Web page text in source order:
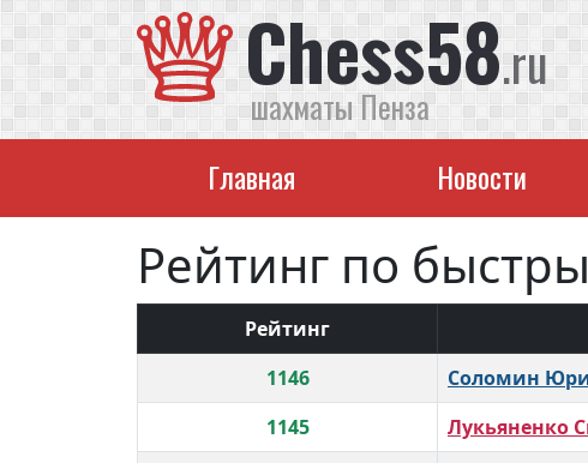
Chess58.ru
шахматы Пенза
Главная Новости
Рейтинг по
Рейтинг
1146
Соломин
1145
Лукьяненко